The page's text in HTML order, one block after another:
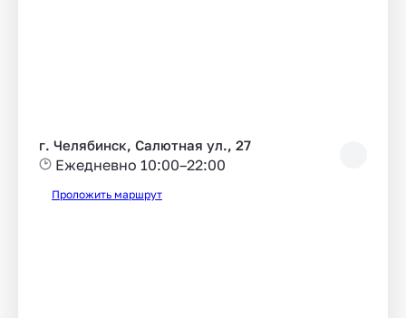
г. Челябинск, Салютная ул., 27
Ежедневно 10:00–22:00
Проложить маршрут